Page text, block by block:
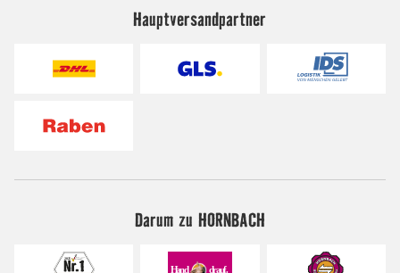
Hauptversandpartner
Darum zu HORNBACH